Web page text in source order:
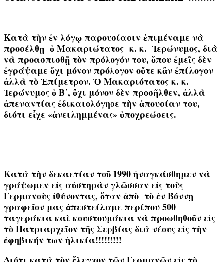
Κατὰ τὴν ἐν λόγῳ παρουσίασιν ἐπιμέναμε νὰ
προσέλθῃ ὁ Μακαριώτατος κ. κ. Ἱερώνυμος, διὰ
νὰ προασπισθῇ τὸν πρόλογόν του, ὅπου ἐμεῖς δὲν
ἐγράψαμε ὄχι μόνον πρόλογον οὔτε κἂν ἐπίλογον
ἀλλὰ τὸ Ἐπίμετρον. Ὁ Μακαριότατος κ. κ.
Ἱερώνυμος ὁ Β΄, ὄχι μόνον δὲν προσῆλθεν, ἀλλὰ
ἀπεναντίας ἐδικαιολόγησε τὴν ἀπουσίαν του,
διότι εἶχε «ἀνειλημμένας» ὑποχρεώσεις.
Κατὰ τὴν δεκαετίαν τοῦ 1990 ἠναγκάσθημεν νὰ
γράψωμεν εἰς αὐστηρὰν γλῶσσαν εἰς τοὺς
Γερμανοὺς ἰθύνοντας, ὅταν ἀπὸ τὸ ἐν Βόννῃ
γραφεῖον μας ἀπεστείλαμεπερίπου 500
ταγεράκια καὶ κουστουμάκια νὰ προωθηθοῦν εἰς
τὸ Πατριαρχεῖον τῆς Σερβίας διὰ νέους εἰς τὴν
ἐφηβικήν των ἡλικία!!!!!!!!!